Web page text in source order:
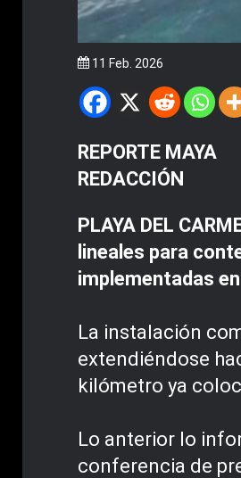
11 Feb. 2026
REPORTE MAYA
REDACCIÓN
PLAYA DEL
lineales para
implementadas
La instalación
extendiéndose
kilómetro ya
Lo anterior lo
conferencia de